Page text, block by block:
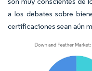
a los debates sobre
certificaciones sean aún